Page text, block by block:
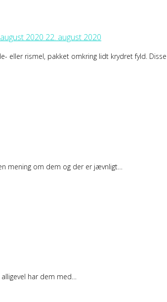
2020 22. august 2020
eller rismel, pakket omkring lidt krydret fyld.
mening om dem og der er jævnligt…
har dem med…